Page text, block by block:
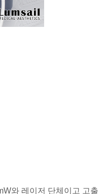
와 레이저 단체이고 고출